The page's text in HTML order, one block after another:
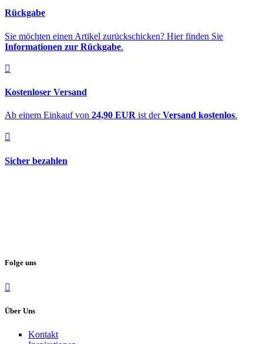
Rückgabe
Sie möchten einen Artikel zurückschicken? Hier finden Sie
Informationen zur Rückgabe.
Kostenloser Versand
Ab einem Einkauf von 24,90 EUR ist derVersand kostenlos.
Sicher bezahlen
Folge uns
Über Uns
Kontakt